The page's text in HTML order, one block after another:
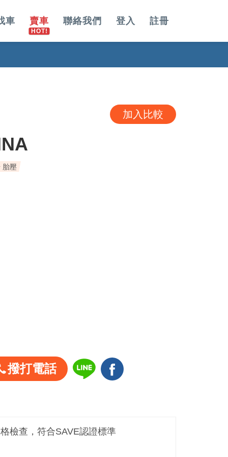
車 賣車 聯絡我們 登入 註冊
加入比較
胎壓
撥打電話
檢查，符合SAVE認證標準